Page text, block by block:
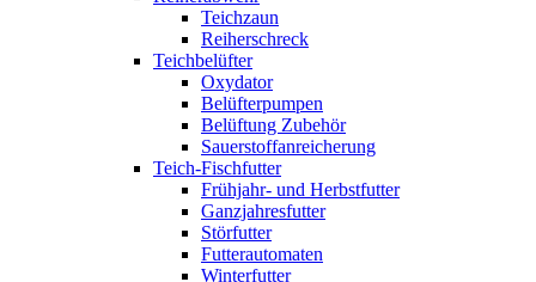
Teichzaun
Reiherschreck
Teichbelüfter
Oxydator
Belüfterpumpen
Belüftung Zubehör
Sauerstoffanreicherung
Teich-Fischfutter
Frühjahr- und Herbstfutter
Ganzjahresfutter
Störfutter
Futterautomaten
Winterfutter